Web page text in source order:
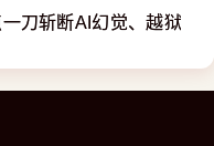
刀斩断AI幻觉、越狱、